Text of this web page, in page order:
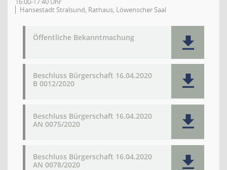
Hansestadt Stralsund, Rathaus, Löwenscher Saal
Öffentliche Bekanntmachung
Beschluss Bürgerschaft 16.04.2020
B 0012/2020
Beschluss Bürgerschaft 16.04.2020
AN 0075/2020
Beschluss Bürgerschaft 16.04.2020
AN 0078/2020